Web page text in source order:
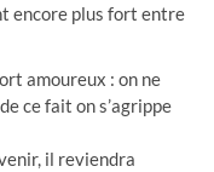
encore plus fort entre
amoureux : on ne
ce fait on s’agrippe
il reviendra